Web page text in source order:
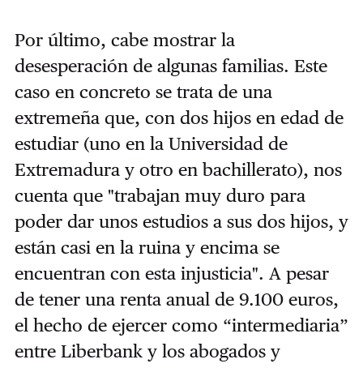
Por último, cabe mostrar la
desesperación de algunas familias. Este
caso en concreto se trata de una
extremeña que, con dos hijos en edad de
estudiar (uno en la Universidad de
Extremadura y otro en bachillerato), nos
cuenta que "trabajan muy duro para
poder dar unos estudios a sus dos hijos, y
están casi en la ruina y encima se
encuentran con esta injusticia". A pesar
de tener una renta anual de 9.100 euros,
el hecho de ejercer como “intermediaria”
entre Liberbank y los abogados y